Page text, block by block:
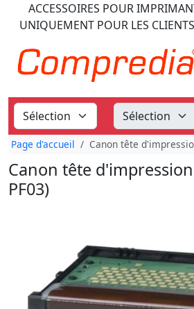
ACCESSOIRES POUR
UNIQUEMENT POUR LES
Page d'accueil Canon tête
Canon tête
PF03)